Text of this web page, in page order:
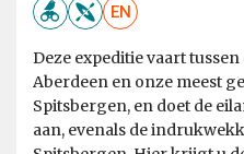
EN
Deze expeditie vaart
Aberdeen en onze meest
Spitsbergen, en doet de
aan, evenals de